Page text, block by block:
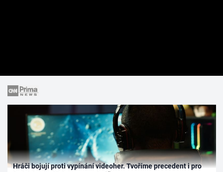
Hráči bojují proti vypínání videoher. Tvoříme precedent i pro